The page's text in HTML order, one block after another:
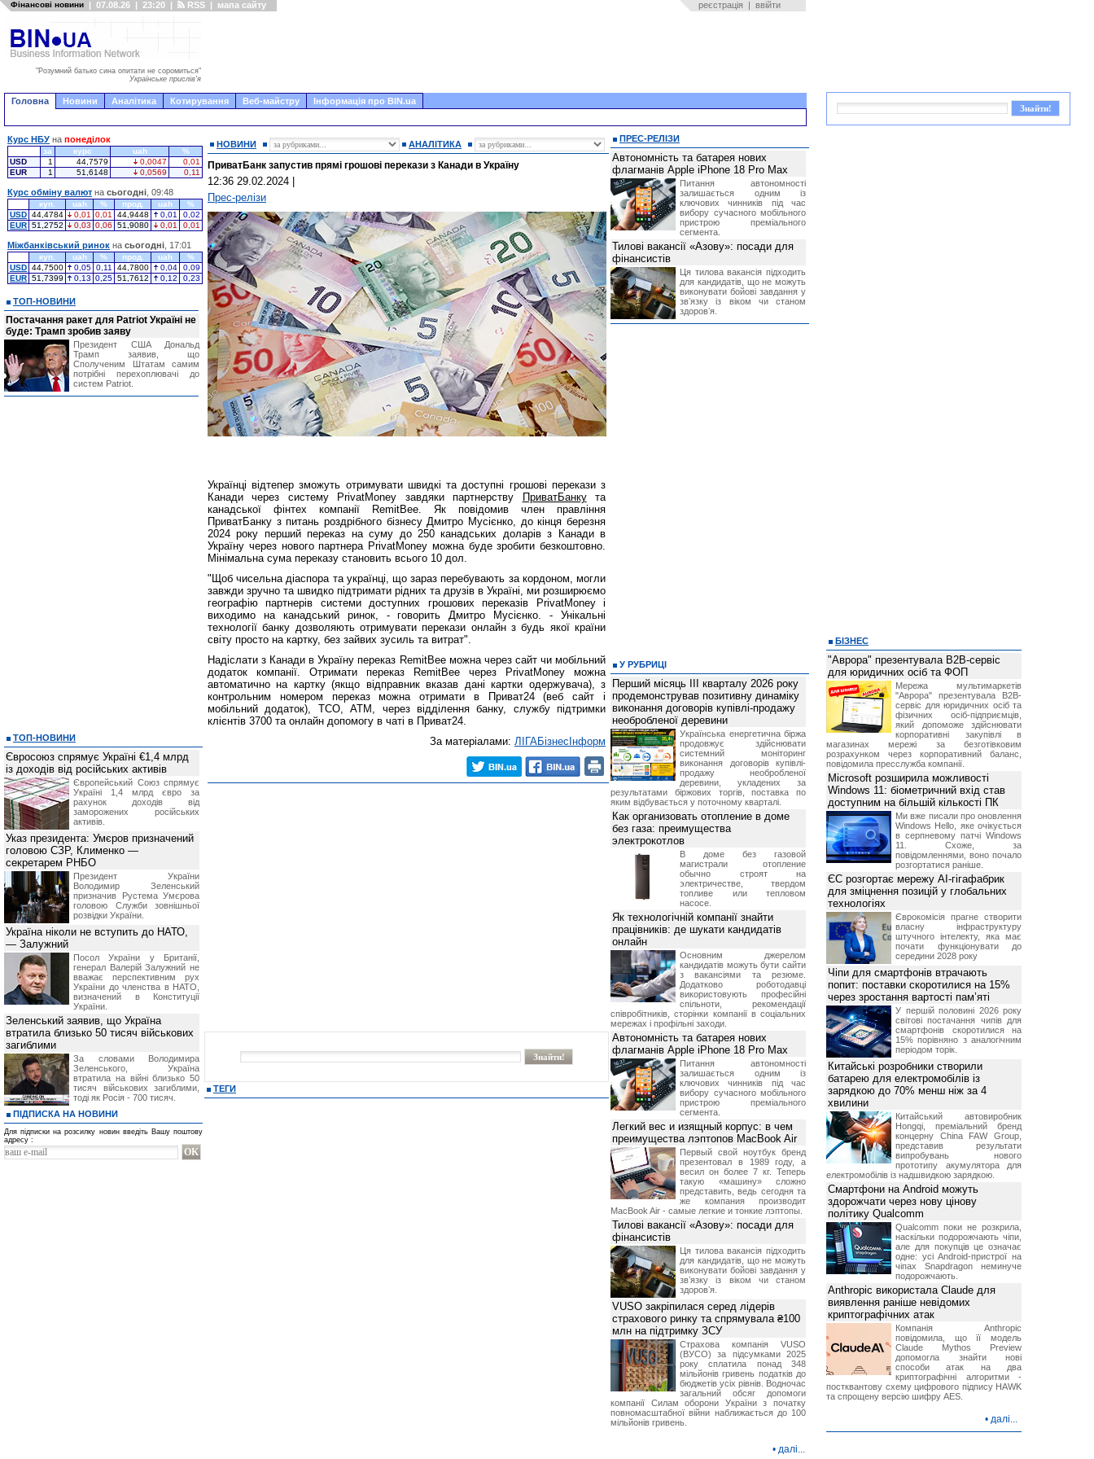
Фінансові новини | 07.08.26 | 23:20 | RSS | мапа сайту реєстрація | ввійти
"Розумний батько сина опитати не соромиться"
Українське прислів'я
Головна Новини Аналітика Котирування Веб-майстру Інформація про BIN.ua
НОВИНИ АНАЛІТИКА
ПриватБанк запустив прямі грошові перекази з Канади в Україну
12:36 29.02.2024
Прес-релізи
Українці відтепер зможуть отримувати швидкі та доступні грошові перекази з
Канади через систему PrivatMoney завдяки партнерству
ПриватБанкута
канадської фінтех компанії RemitBee. Як повідомив член правління
ПриватБанку з питань роздрібного бізнесу Дмитро Мусієнко, до кінця березня
2024 року перший переказ на суму до 250 канадських доларів з Канади в
Україну через нового партнера PrivatMoney можна буде зробити безкоштовно.
Мінімальна сума переказу становить всього 10 дол.
"Щоб чисельна діаспора та українці, що зараз перебувають за кордоном, могли
завжди зручно та швидко підтримати рідних та друзів в Україні, ми розширюємо
географію партнерів системи доступних грошових переказів PrivatMoney і
виходимо на канадський ринок, - говорить Дмитро Мусієнко. - Унікальні
технології банку дозволяють отримувати перекази онлайн з будь якої країни
світу просто на картку, без зайвих зусиль та витрат".
Надіслати з Канади в Україну переказ RemitBee можна через сайт чи мобільний
додаток компанії. Отримати переказ RemitBee через PrivatMoney можна
автоматично на картку (якщо відправник вказав дані картки одержувача), з
контрольним номером переказ можна отримати в Приват24 (веб сайт і
мобільний додаток), ТСО, АТМ, через відділення банку, службу підтримки
клієнтів 3700 та онлайн допомогу в чаті в Приват24.
За матеріалами: ЛIГАБiзнесIнформ
ТЕГИ
Курс НБУ на понеділок
за курс uah
%
USD
1 44,7579 0,0047
0,01
EUR
1 51,6148 0,0569 0,11
Курс обміну валют на сьогодні , 09:48
куп. uah % прод. uah
%
USD 44,4784 0,01 0,01 44,9448 0,01
0,02
EUR 51,2752 0,03 0,06 51,9080 0,01 0,01
Міжбанківський ринок на сьогодні , 17:01
куп. uah % прод. uah
%
USD 44,7500 0,05 0,11 44,7800 0,04
0,09
EUR 51,7399 0,13 0,25 51,7612 0,12 0,23
ТОП-НОВИНИ
Постачання ракет для Patriot Україні не
буде: Трамп зробив заяву
Президент США Дональд
Трамп заявив, що
Сполученим Штатам самим
потрібні перехоплювачі до
систем Patriot.
ТОП-НОВИНИ
Євросоюз спрямує Україні €1,4 млрд
із доходів від російських активів
Європейський Союз спрямує
Україні 1,4 млрд євро за
рахунок доходів від
заморожених російських
активів.
Указ президента: Умєров призначений
головою СЗР, Клименко —
секретарем РНБО
Президент України
Володимир Зеленський
призначив Pустема Умєрова
головою Служби зовнішньої
розвідки України.
Україна ніколи не вступить до НАТО,
— Залужний
Посол України у Британії,
генерал Валерій Залужний не
вважає перспективним рух
України до членства в НАТО,
визначений в Конституції
України.
Зеленський заявив, що Україна
втратила близько 50 тисяч військових
загиблими
За словами Володимира
Зеленського, Україна
втратила на війні близько 50
тисяч військових загиблими,
тоді як Росія - 700 тисяч.
ПІДПИСКА НА НОВИНИ
Для підписки на розсилку новин введіть Вашу поштову
адресу :
ПРЕС-РЕЛІЗИ
Автономність та батарея нових
флагманів Apple iPhone 18 Pro Max
Питання автономності
залишається одним із
ключових чинників під час
вибору сучасного мобільного
пристрою преміального
сегмента.
Тилові вакансії «Азову»: посади для
фінансистів
Ця тилова вакансія підходить
для кандидатів, що не можуть
виконувати бойові завдання у
звʼязку із віком чи станом
здоровʼя.
У РУБРИЦІ
Перший місяць ІІІ кварталу 2026 року
продемонстрував позитивну динаміку
виконання договорів купівлі-продажу
необробленої деревини
Українська енергетична біржа
продовжує здійснювати
системний моніторинг
виконання договорів купівлі-
продажу необробленої
деревини, укладених за
результатами біржових торгів, поставка по
яким відбувається у поточному кварталі.
Как организовать отопление в доме
без газа: преимущества
электрокотлов
В доме без газовой
магистрали отопление
обычно строят на
электричестве, твердом
топливе или тепловом
насосе.
Як технологічній компанії знайти
працівників: де шукати кандидатів
онлайн
Основним джерелом
кандидатів можуть бути сайти
з вакансіями та резюме.
Додатково роботодавці
використовують професійні
спільноти, рекомендації
співробітників, сторінки компанії в соціальних
мережах і профільні заходи.
Автономність та батарея нових
флагманів Apple iPhone 18 Pro Max
Питання автономності
залишається одним із
ключових чинників під час
вибору сучасного мобільного
пристрою преміального
сегмента.
Легкий вес и изящный корпус: в чем
преимущества лэптопов MacBook Air
Первый свой ноутбук бренд
презентовал в 1989 году, а
весил он более 7 кг. Теперь
такую «машину» сложно
представить, ведь сегодня та
же компания производит
MacBook Air - самые легкие и тонкие лэптопы.
Тилові вакансії «Азову»: посади для
фінансистів
Ця тилова вакансія підходить
для кандидатів, що не можуть
виконувати бойові завдання у
звʼязку із віком чи станом
здоровʼя.
VUSO закріпилася серед лідерів
страхового ринку та спрямувала ₴100
млн на підтримку ЗСУ
Страхова компанія VUSO
(ВУСО) за підсумками 2025
року сплатила понад 348
мільйонів гривень податків до
бюджетів усіх рівнів. Водночас
загальний обсяг допомоги
компанії Силам оборони України з початку
повномасштабної війни наближається до 100
мільйонів гривень.
• далі...
БІЗНЕС
"Аврора" презентувала B2B-сервіс
для юридичних осіб та ФОП
Мережа мультимаркетів
"Аврора" презентувала B2B-
сервіс для юридичних осіб та
фізичних осіб-підприємців,
який допоможе здійснювати
корпоративні закупівлі в
магазинах мережі за безготівковим
розрахунком через корпоративний баланс,
повідомила пресслужба компанії.
Microsoft розширила можливості
Windows 11: біометричний вхід став
доступним на більшій кількості ПК
Ми вже писали про оновлення
Windows Hello, яке очікується
в серпневому патчі Windows
11. Схоже, за
повідомленнями, воно почало
розгортатися раніше.
ЄС розгортає мережу AI-гігафабрик
для зміцнення позицій у глобальних
технологіях
Єврокомісія прагне створити
власну інфраструктуру
штучного інтелекту, яка має
почати функціонувати до
середини 2028 року
Чіпи для смартфонів втрачають
попит: поставки скоротилися на 15%
через зростання вартості пам’яті
У першій половині 2026 року
світові постачання чипів для
смартфонів скоротилися на
15% порівняно з аналогічним
періодом торік.
Китайські розробники створили
батарею для електромобілів із
зарядкою до 70% менш ніж за 4
хвилини
Китайський автовиробник
Hongqi, преміальний бренд
концерну China FAW Group,
представив результати
випробувань нового
прототипу акумулятора для
електромобілів із надшвидкою зарядкою.
Смартфони на Android можуть
здорожчати через нову цінову
політику Qualcomm
Qualcomm поки не розкрила,
наскільки подорожчають чіпи,
але для покупців це означає
одне: усі Android-пристрої на
чіпах Snapdragon неминуче
подорожчають.
Anthropic використала Claude для
виявлення раніше невідомих
криптографічних атак
Компанія Anthropic
повідомила, що її модель
Claude Mythos Preview
допомогла знайти нові
способи атак на два
криптографічні алгоритми -
постквантову схему цифрового підпису HAWK
та спрощену версію шифру AES.
• далі...